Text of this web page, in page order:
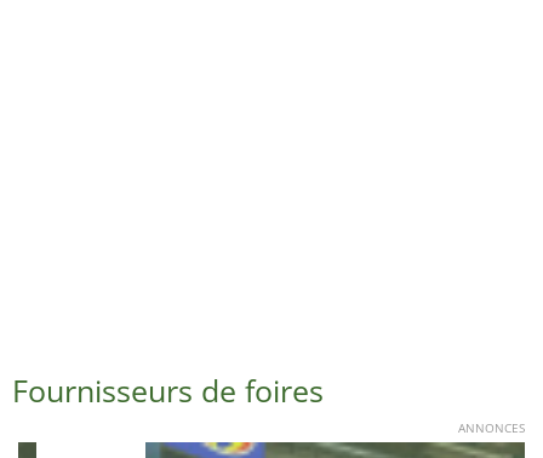
Fournisseurs de foires
ANNONCES